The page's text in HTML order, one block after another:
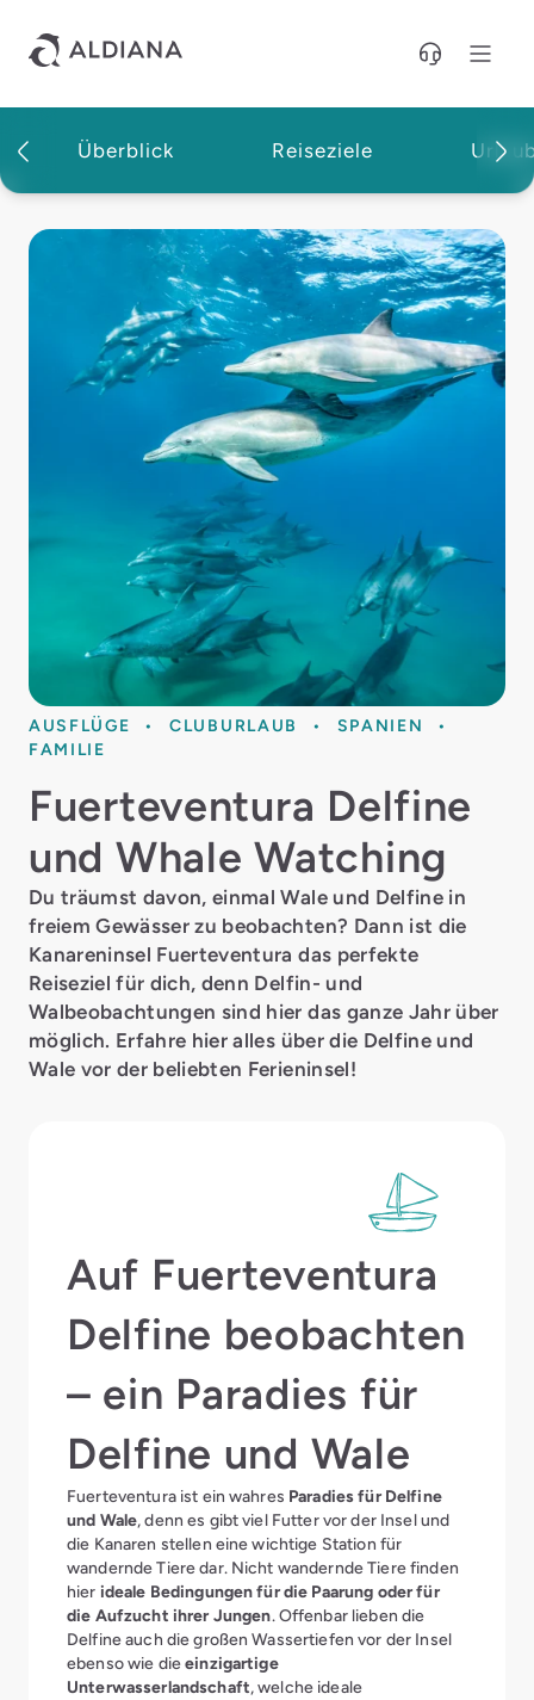
Überblick Reiseziele
Magazin | Aldiana Reisemagazin
AUSFLÜGE CLUBURLAUB
SPANIEN
FAMILIE
Fuerteventura Delfine
und Whale Watching
Du träumst davon, einmal Wale und Delfine in
freiem Gewässer zu beobachten? Dann ist die
Kanareninsel Fuerteventura das perfekte
Reiseziel für dich, denn Delfin- und
Walbeobachtungen sind hier das ganze Jahr über
möglich. Erfahre hier alles über die Delfine und
Wale vor der beliebten Ferieninsel!
Auf Fuerteventura
Delfine beobachten
– ein Paradies für
Delfine und Wale
Fuerteventura ist ein wahres Paradies für Delfine
und Wale, denn es gibt viel Futter vor der Insel und
die Kanaren stellen eine wichtige Station für
wandernde Tiere dar. Nicht wandernde Tiere finden
hier ideale Bedingungen für die Paarung oder für
die Aufzucht ihrer Jungen. Offenbar lieben die
Delfine auch die großen Wassertiefen vor der Insel
ebenso wie dieeinzigartige
Unterwasserlandschaft, welche ideale